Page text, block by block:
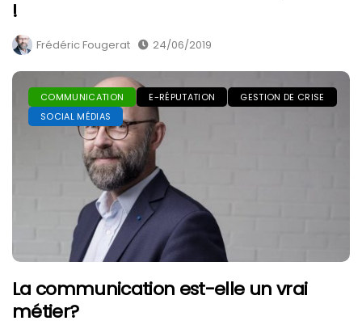
!
Frédéric Fougerat 24/06/2019
COMMUNICATION E-RÉPUTATION
GESTION DE CRISE
SOCIAL MÉDIAS
La communication est-elle un vrai
métier?